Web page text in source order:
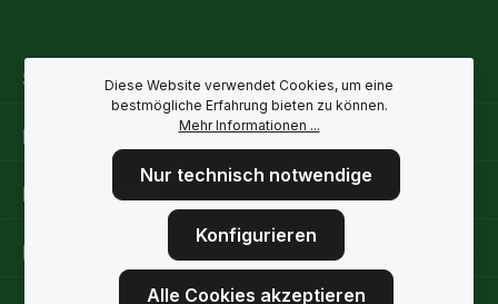
Service-Hotline
Rechtliche Hinweise
Informationen
Folge uns
Diese Website verwendet Cookies, um eine
bestmögliche Erfahrung bieten zu können.
Mehr Informationen ...
Nur technisch notwendige
Konfigurieren
Alle Cookies akzeptieren